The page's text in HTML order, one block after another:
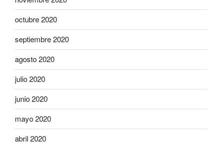
octubre 2020
septiembre 2020
agosto 2020
julio 2020
junio 2020
mayo 2020
abril 2020